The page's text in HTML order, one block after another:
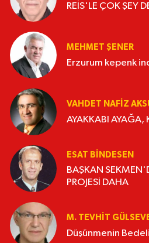
REİS'LE ÇOK ŞEY
MEHMET ŞENER
Erzurum kepenk
VAHDET NAFIZ
AYAKKABI AYAĞA,
ESAT BİNDESEN
BAŞKAN
PROJESİ DAHA
M. TEVHIT
Düşünmenin